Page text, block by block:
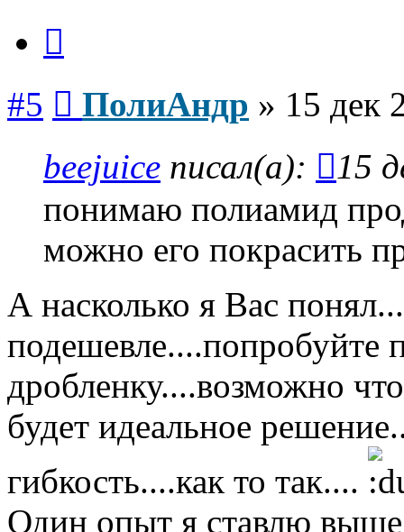
#5 ПолиАндр » 15 дек
beejuice писал(а):
15
понимаю полиамид
можно его покрасить
А насколько я Вас
подешевле....попробуйте
дробленку....возможно
будет идеальное
гибкость....как то так....
Один опыт я ставлю